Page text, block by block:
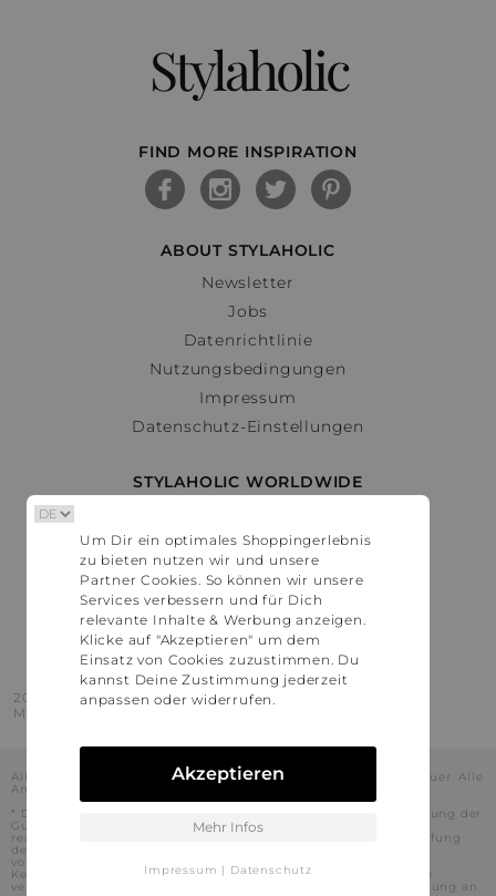
Stylaholic
FIND MORE INSPIRATION
ABOUT STYLAHOLIC
Newsletter
Jobs
Datenrichtlinie
Nutzungsbedingungen
Impressum
Datenschutz-Einstellungen
STYLAHOLIC WORLDWIDE
Österreich
Schweiz
France
United States
2016 - 2026 © Stylaholic.
Made for you with love in munich.
Alle Preise inkl. der jeweils geltenden gesetzlichen Mehrwertsteuer. Alle
Angaben ohne Gewähr.
* Die angezeigten Preise beinhalten Rabatte, die durch die Nutzung der
Gutschein-Codes auf den Seiten unserer Partner voraussichtlich
realisiert werden können. Stylaholic führt keine vollständige Prüfung
der Gutschein-Codes durch und es kann daher in Einzelfällen
vorkommen, dass die Gutscheine abweichend von unserem
Kenntnisstand bei dem jeweiligen Shop nicht oder nur teilweise
verwendet werden können. Darüber hinaus kann deren Verwendung an
Um Dir ein optimales Shoppingerlebnis
zu bieten nutzen wir und unsere
Partner Cookies. So können wir unsere
Services verbessern und für Dich
relevante Inhalte & Werbung anzeigen.
Klicke auf "Akzeptieren" um dem
Einsatz von Cookies zuzustimmen. Du
kannst Deine Zustimmung jederzeit
anpassen oder widerrufen.
Akzeptieren
Mehr Infos
Impressum | Datenschutz